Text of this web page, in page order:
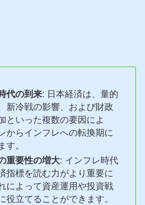
代の到来: 日本経済は、量的
新冷戦の影響、および財政
といった複数の要因によ
からインフレへの転換期に
す。
重要性の増大: インフレ時代
指標を読む力がより重要に
によって資産運用や投資戦
役立てることができます。